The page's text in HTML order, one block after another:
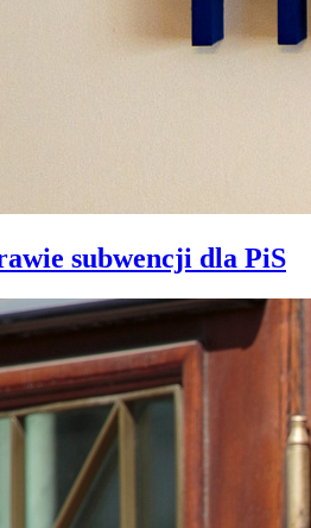
subwencji dla PiS